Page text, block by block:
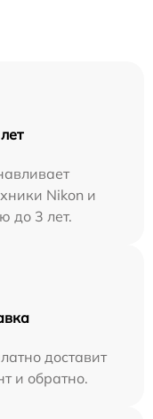
Nikon и
до 3 лет.
доставит
и обратно.